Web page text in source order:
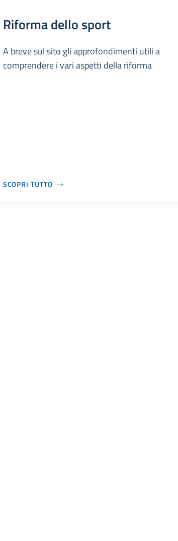
Riforma dello sport
A breve sul sito gli approfondimenti utili a
comprendere i vari aspetti della riforma
SCOPRI TUTTO